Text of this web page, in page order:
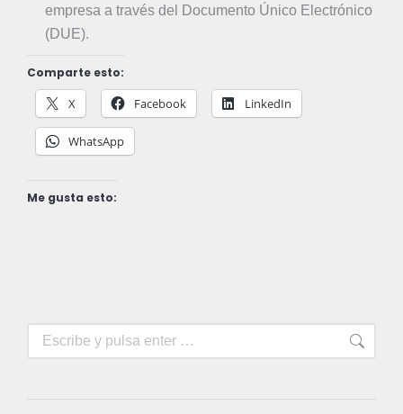
empresa a través del Documento Único Electrónico
(DUE).
Comparte esto:
X Facebook LinkedIn
WhatsApp
Me gusta esto:
Buscar: